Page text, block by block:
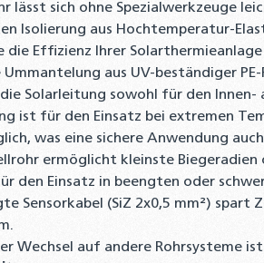
lässt sich ohne Spezialwerkzeuge
Isolierung aus Hochtemperatur-
die Effizienz Ihrer
Ummantelung aus UV-beständiger
Solarleitung sowohl für den Innen-
ist für den Einsatz bei extremen
was eine sichere Anwendung
ermöglicht kleinste
den Einsatz in beengten oder
Sensorkabel (SiZ 2x0,5 mm²)
Wechsel auf andere Rohrsysteme